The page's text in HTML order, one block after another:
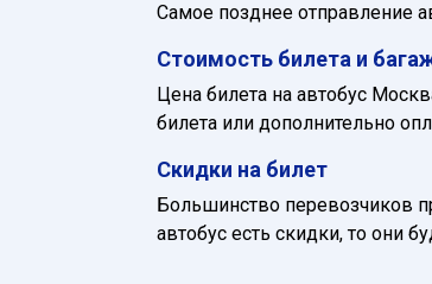
Самое позднее отправление
Стоимость билета и
Цена билета на автобус
билета или дополнительно
Скидки на билет
Большинство перевозчиков
автобус есть скидки, то они